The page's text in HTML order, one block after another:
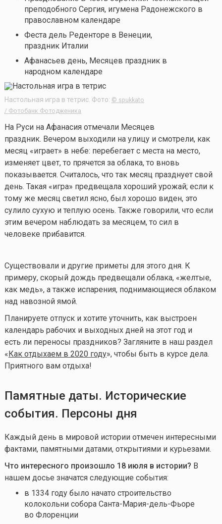
преподобного Сергия, игумена Радонежского в
православном календаре
Феста дель Реденторе в Венеции,
праздник Италии
Афанасьев день, Месяцев праздникв
народном календаре
Настольная игра в тетрис. Фото: © spukkato
/ Фотобанк Фотодженика
На Руси на Афанасия отмечали Месяцев
праздник. Вечером выходили на улицу и смотрели, как
месяц «играет» в небе: перебегает с места на место,
изменяет цвет, то прячется за облака, то вновь
показывается. Считалось, что так месяц празднует свой
день. Такая «игра» предвещала хороший урожай; если к
тому же месяц светил ясно, был хорошо виден, это
сулило сухую и теплую осень. Также говорили, что если
этим вечером наблюдать за месяцем, то сил в
человеке прибавится.
Существовали и другие приметы для этого дня. К
примеру, скорый дождь предвещали облака, «желтые,
как медь», а также испарения, поднимающиеся облаком
над навозной ямой.
Планируете отпуск и хотите уточнить, как выстроен
календарь рабочих и выходных дней на этот год и
есть ли переносы праздников? Загляните в наш раздел
«Как отдыхаем в 2020 году», чтобы быть в курсе дела.
Приятного вам отдыха!
Памятные даты. Исторические
события. Персоны дня
Каждый день в мировой истории отмечен интересными
фактами, памятными датами, открытиями и курьезами.
Что интересного произошло 18 июля в истории? В
нашем досье значатся следующие события:
в 1334 году было начато строительство
колокольни собора Санта-Мария-дель-Фьоре
во Флоренции